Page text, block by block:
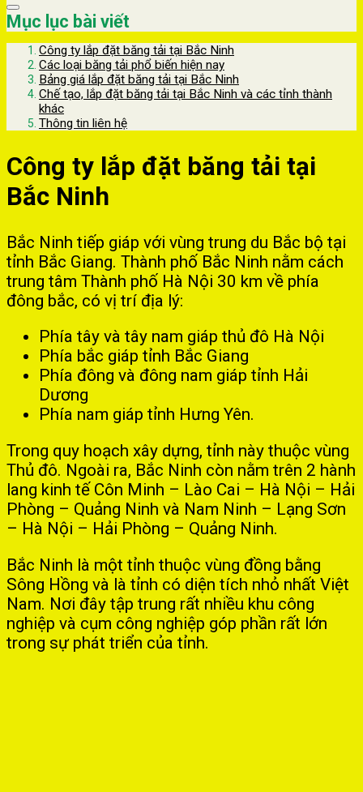
Mục lục bài viết
Công ty lắp đặt băng tải tại Bắc Ninh
Các loại băng tải phổ biến hiện nay
Bảng giá lắp đặt băng tải tại Bắc Ninh
Chế tạo, lắp đặt băng tải tại Bắc Ninh và các tỉnh thành
khác
Thông tin liên hệ
Công ty lắp đặt băng tải tại
Bắc Ninh
Bắc Ninh tiếp giáp với vùng trung du Bắc bộ tại
tỉnh Bắc Giang. Thành phố Bắc Ninh nằm cách
trung tâm Thành phố Hà Nội 30 km về phía
đông bắc, có vị trí địa lý:
Phía tây và tây nam giáp thủ đô Hà Nội
Phía bắc giáp tỉnh Bắc Giang
Phía đông và đông nam giáp tỉnh Hải
Dương
Phía nam giáp tỉnh Hưng Yên.
Trong quy hoạch xây dựng, tỉnh này thuộc vùng
Thủ đô. Ngoài ra, Bắc Ninh còn nằm trên 2 hành
lang kinh tế Côn Minh – Lào Cai – Hà Nội – Hải
Phòng – Quảng Ninh và Nam Ninh – Lạng Sơn
– Hà Nội – Hải Phòng – Quảng Ninh.
Bắc Ninh là một tỉnh thuộc vùng đồng bằng
Sông Hồng và là tỉnh có diện tích nhỏ nhất Việt
Nam. Nơi đây tập trung rất nhiều khu công
nghiệp và cụm công nghiệp góp phần rất lớn
trong sự phát triển của tỉnh.